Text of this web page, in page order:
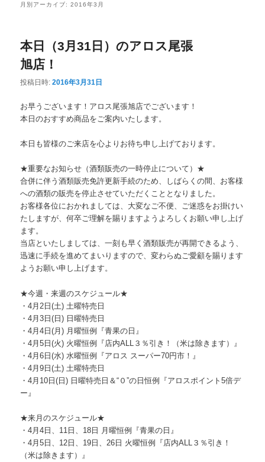
月別アーカイブ:2016年3月
本日（3月31日）のアロス尾張
旭店！
投稿日時:2016年3月31日
お早うございます！アロス尾張旭店でございます！
本日のおすすめ商品をご案内いたします。
本日も皆様のご来店を心よりお待ち申し上げております。
★重要なお知らせ（酒類販売の一時停止について）★
合併に伴う酒類販売免許更新手続のため、しばらくの間、 お客様
への酒類の販売を停止させていただくこととなりました。
お客様各位におかれましては、大変なご不便、 ご迷惑をお掛けい
たしますが、何卒ご理解を賜りますようよろしくお願い申し上げ
ます。
当店といたしましては、一刻も早く酒類販売が再開できるよう、
迅速に手続を進めてまいりますので、変わらぬご愛顧を賜ります
ようお願い申し上げます。
★今週・来週のスケジュール★
・4月2日(土) 土曜特売日
・4月3日(日) 日曜特売日
・4月4日(月) 月曜恒例『青果の日』
・4月5日(火) 火曜恒例『店内ALL３％引き！（米は除きます）』
・4月6日(水) 水曜恒例『アロス スーパー70円市！』
・4月9日(土) 土曜特売日
・4月10日(日) 日曜特売日＆“０”の日恒例『アロスポイント5倍デ
ー』
★来月のスケジュール★
・4月4日、11日、18日 月曜恒例『青果の日』
・4月5日、12日、19日、26日 火曜恒例『店内ALL３％引き！
（米は除きます）』